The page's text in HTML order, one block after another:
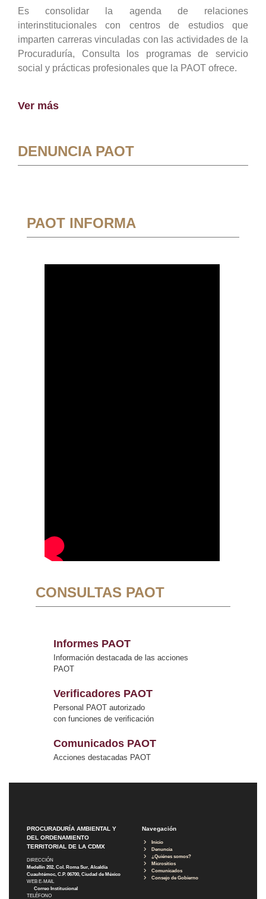
Es consolidar la agenda de relaciones
interinstitucionales con centros de estudios que
imparten carreras vinculadas con las actividades de la
Procuraduría, Consulta los programas de servicio
social y prácticas profesionales que la PAOT ofrece.
Ver más
DENUNCIA PAOT
PAOT INFORMA
CONSULTAS PAOT
Informes PAOT
Información destacada de las acciones
PAOT
Verificadores PAOT
Personal PAOT autorizado
con funciones de verificación
Comunicados PAOT
Acciones destacadas PAOT
PROCURADURÍA AMBIENTAL Y
DEL ORDENAMIENTO
TERRITORIAL DE LA CDMX
DIRECCIÓN
Medellín 202, Col. Roma Sur, Alcaldía
Cuauhtémoc, C.P. 06700, Ciudad de México
WEB E-MAIL
Correo Institucional
TELÉFONO
Navegación
Inicio
Denuncia
¿Quiénes somos?
Micrositios
Comunicados
Consejo de Gobierno